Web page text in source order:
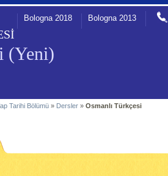
(Yeni)
Bologna 2018 Bologna 2013
Tarihi Bölümü » Dersler »Osmanlı Türkçesi